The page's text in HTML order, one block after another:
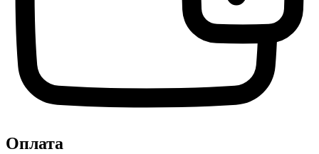
Оплата